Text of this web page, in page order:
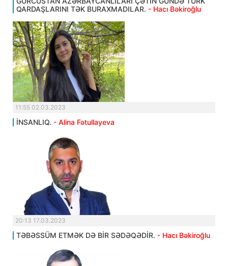
QARDAŞLARINI TƏK BURAXMADILAR. - Hacı Bəkiroğlu
11:55 02.03.2023
İNSANLIQ. - Alina Fətullayeva
20:13 17.03.2023
TƏBƏSSÜM ETMƏK DƏ BİR SƏDƏQƏDİR. - Hacı Bəkiroğlu